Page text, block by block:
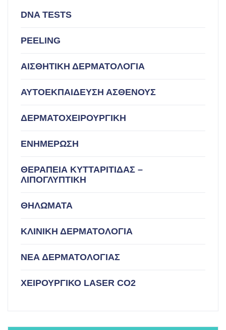
DNA TESTS
PEELING
ΑΙΣΘΗΤΙΚΗ ΔΕΡΜΑΤΟΛΟΓΙΑ
ΑΥΤΟΕΚΠΑΙΔΕΥΣΗ ΑΣΘΕΝΟΥΣ
ΔΕΡΜΑΤΟΧΕΙΡΟΥΡΓΙΚΗ
ΕΝΗΜΕΡΩΣΗ
ΘΕΡΑΠΕΙΑ ΚΥΤΤΑΡΙΤΙΔΑΣ –
ΛΙΠΟΓΛΥΠΤΙΚΗ
ΘΗΛΩΜΑΤΑ
ΚΛΙΝΙΚΗ ΔΕΡΜΑΤΟΛΟΓΙΑ
ΝΕΑ ΔΕΡΜΑΤΟΛΟΓΙΑΣ
ΧΕΙΡΟΥΡΓΙΚΟ LASER CO2